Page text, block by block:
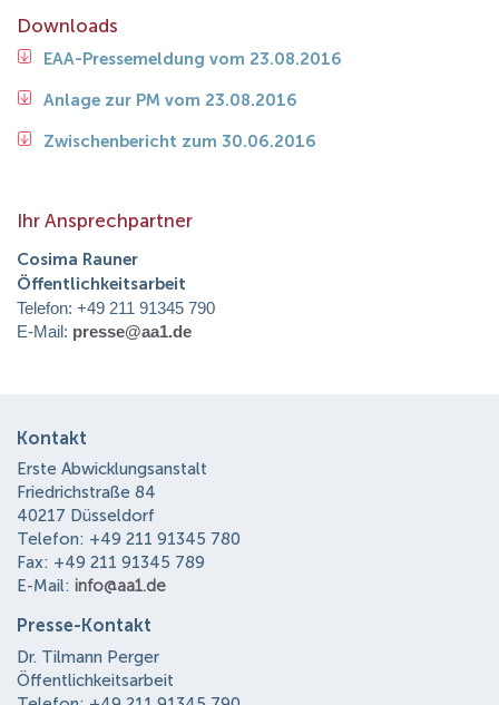
Downloads
EAA-Pressemeldung vom 23.08.2016
Anlage zur PM vom 23.08.2016
Zwischenbericht zum 30.06.2016
Ihr Ansprechpartner
Cosima Rauner
Öffentlichkeitsarbeit
Telefon: +49 211 91345 790
E-Mail: presse@aa1.de
Kontakt
Erste Abwicklungsanstalt
Friedrichstraße 84
40217 Düsseldorf
Telefon: +49 211 91345 780
Fax: +49 211 91345 789
E-Mail: info@aa1.de
Presse-Kontakt
Dr. Tilmann Perger
Öffentlichkeitsarbeit